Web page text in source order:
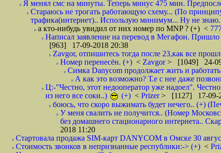
Я менял смс на минуты. Теперь минус 475 мин.
Стараюсь не трогать работающую схему... (По
трафика(интернет).. Использую минимум... Ну не
а кто-нибудь увидил от них номер по MNP ? (+) <
Написал заявление на перевод в Мегафон.
[963] 17-09-2018 20:38
Zavgor, отпишитесь тогда после 23,как все
Номер перенесён. (+) < Zavgor> [1049] 24-
Симка Danycom продолжает жить и
А как это возможно? Т.е с нее даже
Ц:-"Честно, этот недооператор уже надоел".
из него все соки..)
(+) < Prizer> [1127] 17-09-
боюсь, что скоро выжимать будет нечего.. (+)
У меня свалить не получится.. (Номер
без домашнего стационарного интернета..
2018 11:20
Стартовала продажа SIM-карт DANYCOM в Омске 30
Стоимость звонков в непризнанные республики:-> (+) <